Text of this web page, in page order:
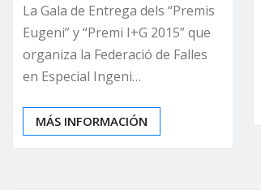
La Gala de Entrega dels “Premis
Eugeni” y “Premi I+G 2015” que
organiza la Federació de Falles
en Especial Ingeni…
MÁS INFORMACIÓN